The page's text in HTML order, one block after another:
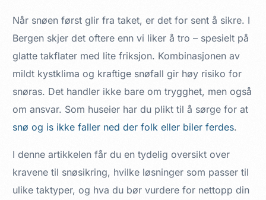
Når snøen først glir fra taket, er det for sent å sikre. I
Bergen skjer det oftere enn vi liker å tro – spesielt på
glatte takflater med lite friksjon. Kombinasjonen av
mildt kystklima og kraftige snøfall gir høy risiko for
snøras. Det handler ikke bare om trygghet, men også
om ansvar. Som huseier har du plikt til å sørge for at
snø og is ikke faller ned der folk eller biler ferdes.
I denne artikkelen får du en tydelig oversikt over
kravene til snøsikring, hvilke løsninger som passer til
ulike taktyper, og hva du bør vurdere for nettopp din